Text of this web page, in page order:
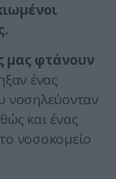
μας φτάνουν
ένας
νοσηλεύονταν
και ένας
νοσοκομείο